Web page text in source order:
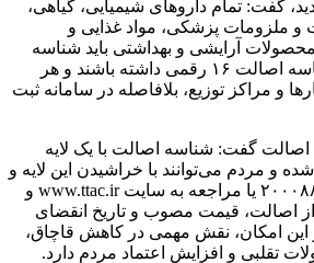
گفت: تمام داروهای شیمیایی، گیاهی،
و ملزومات پزشکی، مواد غذایی و
آرایشی و بهداشتی باید شناسه
رهگیری ۲۰ رقمی و شناسه اصالت ۱۶ رقمی داشته باشند و هر
و مراکز توزیع، بلافاصله در سامانه ثبت
اصالت گفت: شناسه اصالت با یک لایه
مردم می‌توانند با خراشیدن این لایه و
ارسال کد به شماره ۲۰۰۰۸۸۲۲ یا مراجعه به سایت www.ttac.ir و
از اصالت، قیمت مصوب و تاریخ انقضای
امکان، نقش مهمی در کاهش قاچاق،
تقلبی و افزایش اعتماد مردم دارد.